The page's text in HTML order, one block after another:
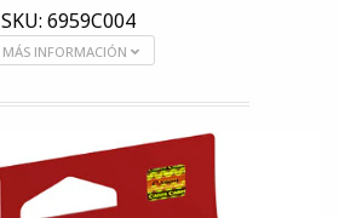
SKU: 6959C004
MÁS INFORMACIÓN